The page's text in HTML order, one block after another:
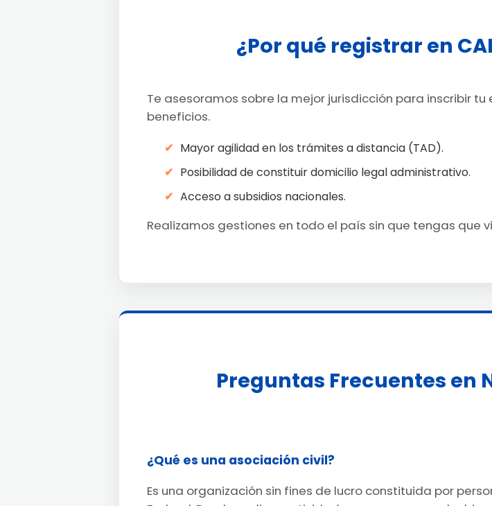
¿Por qué registrar en
Te asesoramos sobre la mejor jurisdicción para inscribir
beneficios.
Mayor agilidad en los trámites a distancia (TAD).
Posibilidad de constituir domicilio legal administrativo.
Acceso a subsidios nacionales.
Realizamos gestiones en todo el país sin que tengas que
Preguntas Frecuentes en
¿Qué es una asociación civil?
Es una organización sin fines de lucro constituida por